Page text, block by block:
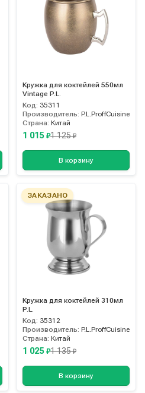
Кружка для коктейлей 550мл
Vintage P.L.
Код: 35311
Производитель: P.L.ProffCuisine
Страна: Китай
1 015 ₽1 125₽
В корзину
ЗАКАЗАНО
Кружка для коктейлей 310мл
P.L.
Код: 35312
Производитель: P.L.ProffCuisine
Страна: Китай
1 025 ₽1 135₽
В корзину